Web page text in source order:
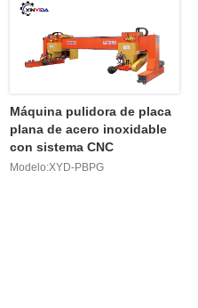
Máquina pulidora de placa
plana de acero inoxidable
con sistema CNC
Modelo:XYD-PBPG